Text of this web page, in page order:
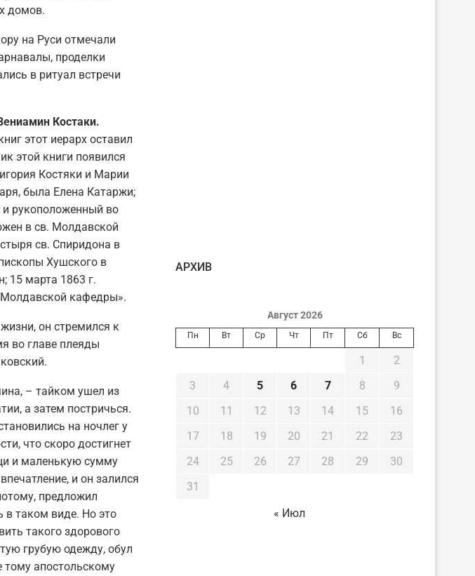
домов.
на Руси отмечали
проделки
в ритуал встречи
Костаки.
этот иерарх оставил
этой книги появился
Костяки и Марии
была Елена Катаржи;
рукоположенный во
в св. Молдавской
св. Спиридона в
Хушского в
15 марта 1863 г.
Молдавской кафедры».
он стремился к
во главе плеяды
– тайком ушел из
а затем постричься.
на ночлег у
что скоро достигнет
и маленькую сумму
и он залился
предложил
в таком виде. Но это
такого здорового
грубую одежду, обул
тому апостольскому
AРХИВ
Август 2026
Пн Вт Ср Чт Пт Сб Вс
1
2
3
4 5 6 7 8
9
10
11 12 13 14 15
16
17
18 19 20 21 22
23
24
25 26 27 28 29
30
31
« Июл